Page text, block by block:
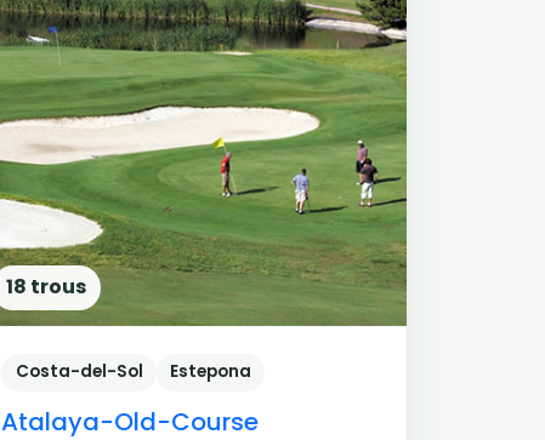
18 trous
Costa-del-Sol Estepona
Atalaya-Old-Course